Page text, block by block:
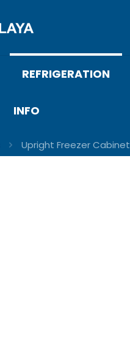
REFRIGERATION
INFO
Upright Freezer Cabinet